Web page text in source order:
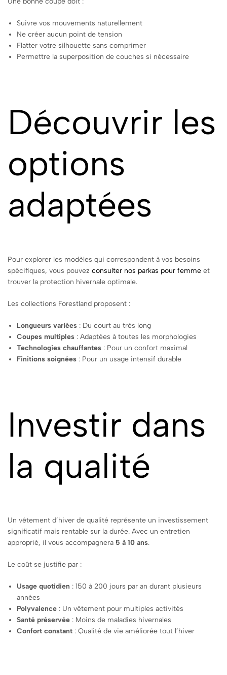
Suivre vos mouvements naturellement
Ne créer aucun point de tension
Flatter votre silhouette sans comprimer
Permettre la superposition de couches si nécessaire
Découvrir les
options
adaptées
Pour explorer les modèles qui correspondent à vos besoins
spécifiques, vous pouvez consulter nos parkas pour femme et
trouver la protection hivernale optimale.
Les collections Forestland proposent :
Longueurs variées : Du court au très long
Coupes multiples : Adaptées à toutes les morphologies
Technologies chauffantes : Pour un confort maximal
Finitions soignées : Pour un usage intensif durable
Investir dans
la qualité
Un vêtement d’hiver de qualité représente un investissement
significatif mais rentable sur la durée. Avec un entretien
approprié, il vous accompagnera 5 à 10 ans.
Le coût se justifie par :
Usage quotidien : 150 à 200 jours par an durant plusieurs
années
Polyvalence : Un vêtement pour multiples activités
Santé préservée : Moins de maladies hivernales
Confort constant : Qualité de vie améliorée tout l’hiver